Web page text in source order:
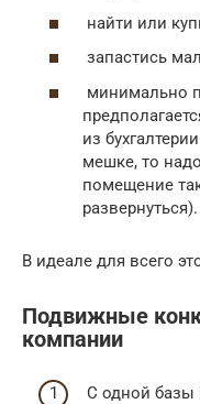
найти или
запастись
минимально
из
мешке, то
помещение
развернуться).
В идеале для всего
Подвижные
компании
С одной базы